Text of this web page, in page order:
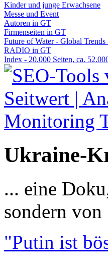
Kinder und junge Erwachsene
Messe und Event
Autoren in GT
Firmenseiten in GT
Future of Water - Global
RADIO in GT
Index - 20.000 Seiten, ca.
Ukraine-
... eine
sondern von
"Putin ist